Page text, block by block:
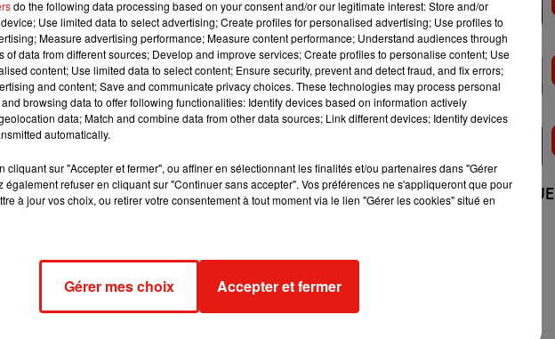
Florian Rossi. Parmi eux figuraient plusieurs artistes proches
partie des personnalités présentes pour célébrer l’union
avec Florian Rossi depuis 2018. Le musicien, également
de la chanteuse avant que leur relation ne se concrétise.
prénommée Esmée, aujourd’hui âgée de six ans. L’enfant
de sécurité avait été mis en place dans le centre historique de
circulation tandis que des agents de sécurité protégeaient le
+ DE MUSIQUE
do the following data processing based on your consent and/or our legitimate interest: Store and/or
Use limited data to select advertising; Create profiles for personalised advertising; Use profiles to
Measure advertising performance; Measure content performance; Understand audiences through
of data from different sources; Develop and improve services; Create profiles to personalise content; Use
content; Use limited data to select content; Ensure security, prevent and detect fraud, and fix errors;
and content; Save and communicate privacy choices. These technologies may process personal
browsing data to offer following functionalities: Identify devices based on information actively
data; Match and combine data from other data sources; Link different devices; Identify devices
automatically.
cliquant sur "Accepter et fermer", ou affiner en sélectionnant les finalités et/ou partenaires dans "Gérer
également refuser en cliquant sur "Continuer sans accepter". Vos préférences ne s'appliqueront que pour
à jour vos choix, ou retirer votre consentement à tout moment via le lien "Gérer les cookies" situé en
Gérer mes choix Accepter et fermer